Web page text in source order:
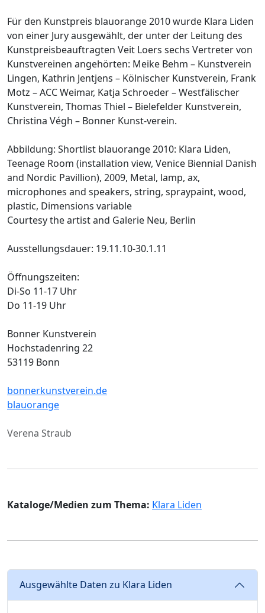
Für den Kunstpreis blauorange 2010 wurde Klara Liden
von einer Jury ausgewählt, der unter der Leitung des
Kunstpreisbeauftragten Veit Loers sechs Vertreter von
Kunstvereinen angehörten: Meike Behm – Kunstverein
Lingen, Kathrin Jentjens – Kölnischer Kunstverein, Frank
Motz – ACC Weimar, Katja Schroeder – Westfälischer
Kunstverein, Thomas Thiel – Bielefelder Kunstverein,
Christina Végh – Bonner Kunst-verein.
Abbildung: Shortlist blauorange 2010: Klara Liden,
Teenage Room (installation view, Venice Biennial Danish
and Nordic Pavillion), 2009, Metal, lamp, ax,
microphones and speakers, string, spraypaint, wood,
plastic, Dimensions variable
Courtesy the artist and Galerie Neu, Berlin
Ausstellungsdauer: 19.11.10-30.1.11
Öffnungszeiten:
Di-So 11-17 Uhr
Do 11-19 Uhr
Bonner Kunstverein
Hochstadenring 22
53119 Bonn
bonnerkunstverein.de
blauorange
Verena Straub
Kataloge/Medien zum Thema: Klara Liden
Ausgewählte Daten zu Klara Liden